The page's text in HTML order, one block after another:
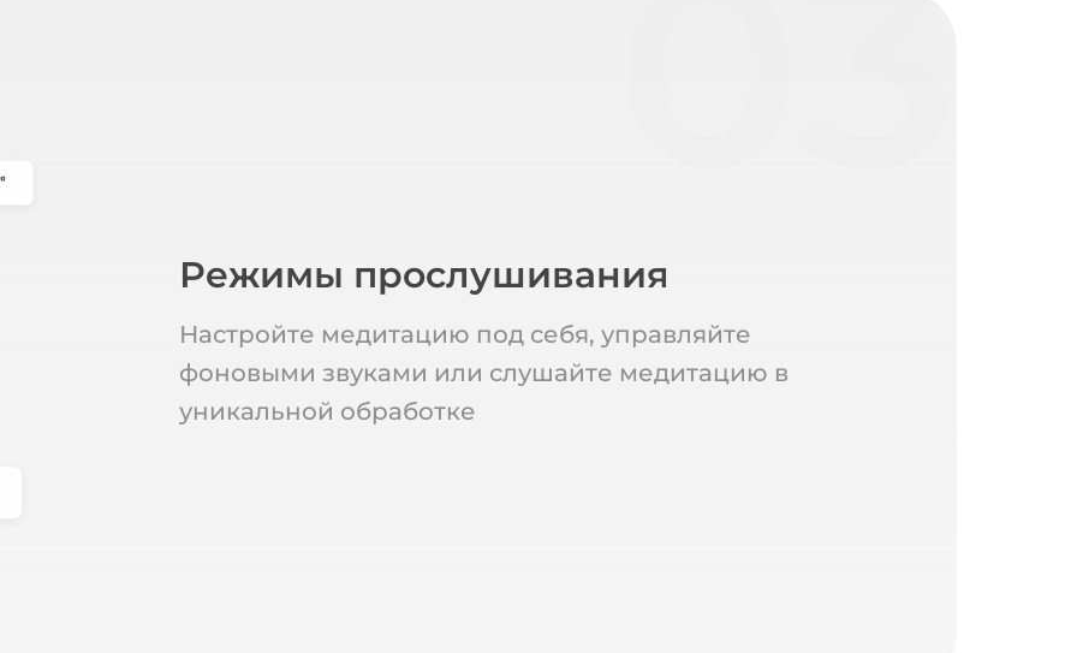
Режимы прослушивания
Настройте медитацию под себя, управляйте
фоновыми звуками или слушайте медитацию в
уникальной обработке